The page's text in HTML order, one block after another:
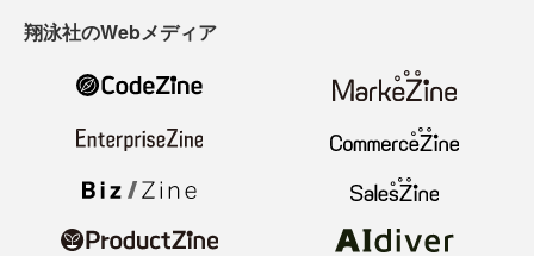
翔泳社のWebメディア